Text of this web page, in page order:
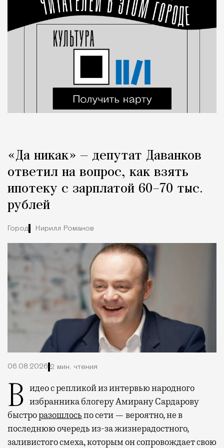
«Да никак» — депутат Даванков
ответил на вопрос, как взять
ипотеку с зарплатой 60–70 тыс.
рублей
Город Кирилл Романов
06.08.2026 2 мин. чтения
Видео с репликой из интервью народного избранника блогеру Амирану Сардарову
быстроразошлосьпо сети — вероятно, не в
последнюю очередь из-за жизнерадостного,
заливистого смеха, которым он сопровождает свою